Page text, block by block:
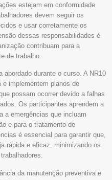
estejam em conformidade
devem seguir os
e usar corretamente os
dessas responsabilidades é
contribuam para a
de trabalho.
durante o curso. A NR10
e implementem planos de
possam ocorrer devido a falhas
Os participantes aprendem a
a emergências que incluam
e para o tratamento de
é essencial para garantir que,
rápida e eficaz, minimizando os
da manutenção preventiva e